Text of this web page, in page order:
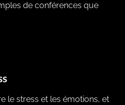
de conférences que
le stress et les émotions, et